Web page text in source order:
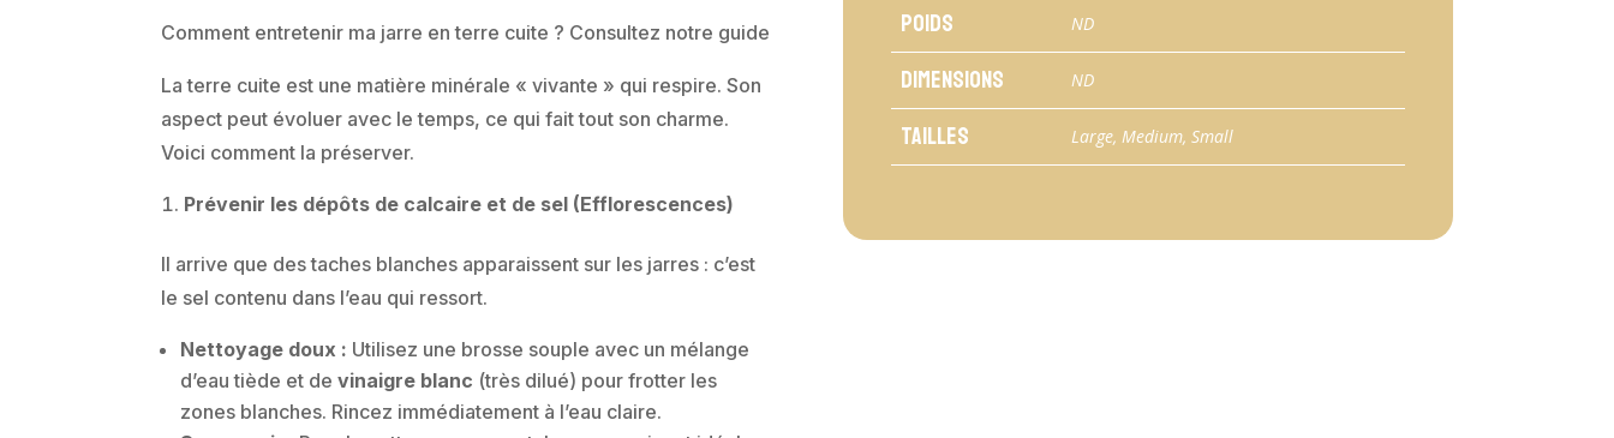
Comment entretenir ma jarre en terre cuite ? Consultez notre guide
La terre cuite est une matière minérale « vivante » qui respire. Son
aspect peut évoluer avec le temps, ce qui fait tout son charme.
Voici comment la préserver.
Prévenir les dépôts de calcaire et de sel (Efflorescences)
Il arrive que des taches blanches apparaissent sur les jarres : c’est
le sel contenu dans l’eau qui ressort.
Nettoyage doux : Utilisez une brosse souple avec un mélange
d’eau tiède et devinaigre blanc (très dilué) pour frotter les
zones blanches. Rincez immédiatement à l’eau claire.
Poids ND
Dimensions ND
Tailles Large, Medium, Small